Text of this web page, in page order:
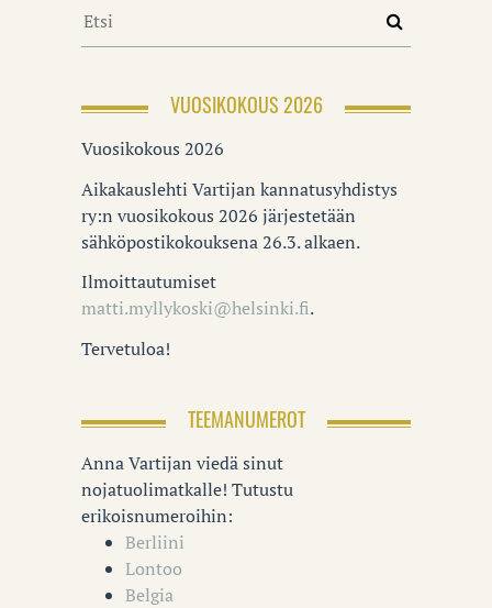
VUOSIKOKOUS 2026
Vuosikokous 2026
Aikakauslehti Vartijan kannatusyhdistys
ry:n vuosikokous 2026 järjestetään
sähköpostikokouksena 26.3. alkaen.
Ilmoittautumiset
matti.myllykoski@helsinki.fi.
Tervetuloa!
TEEMANUMEROT
Anna Vartijan viedä sinut
nojatuolimatkalle! Tutustu
erikoisnumeroihin:
Berliini
Lontoo
Belgia